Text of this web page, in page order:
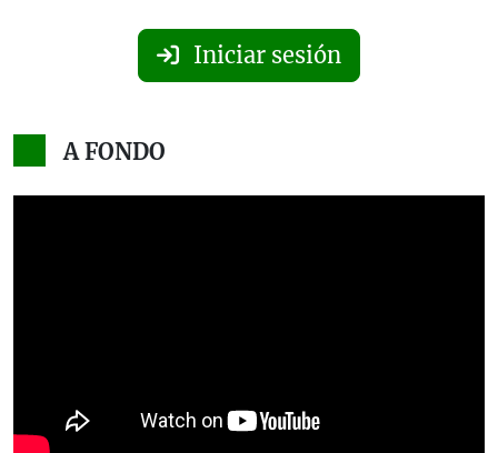
Iniciar sesión
A FONDO